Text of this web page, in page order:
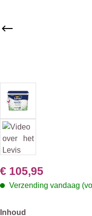
€ 105,95
Verzending vandaag
Selecteer
Inhoud